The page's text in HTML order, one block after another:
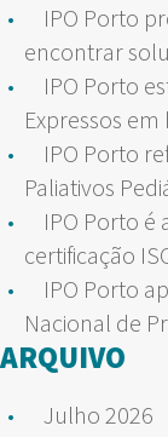
IPO Porto
encontrar
IPO Porto
Expressos
IPO Porto
Paliativos
IPO Porto é
certificação
IPO Porto
Nacional de
ARQUIVO
Julho 2026